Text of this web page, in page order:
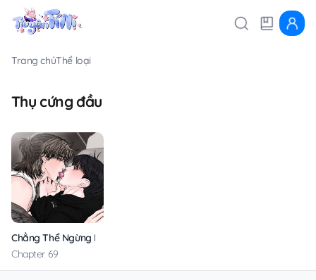
Trang chủThể loại
Thụ cứng đầu
Chẳng Thể Ngừng Lại
Chapter 69